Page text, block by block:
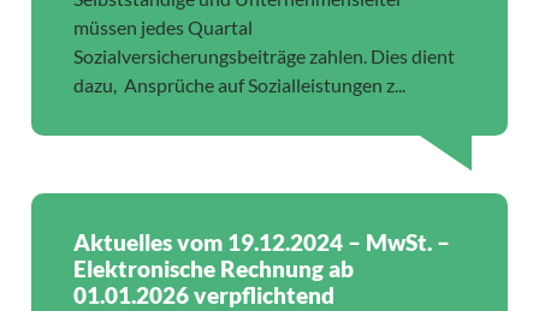
müssen jedes Quartal
Sozialversicherungsbeiträge zahlen. Dies dient
dazu, Ansprüche auf Sozialleistungen z...
Aktuelles vom 19.12.2024 – MwSt. –
Elektronische Rechnung ab
01.01.2026 verpflichtend